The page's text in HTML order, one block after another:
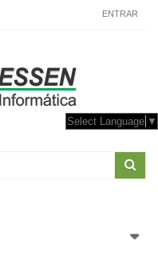
ENTRAR
Select Language ▼